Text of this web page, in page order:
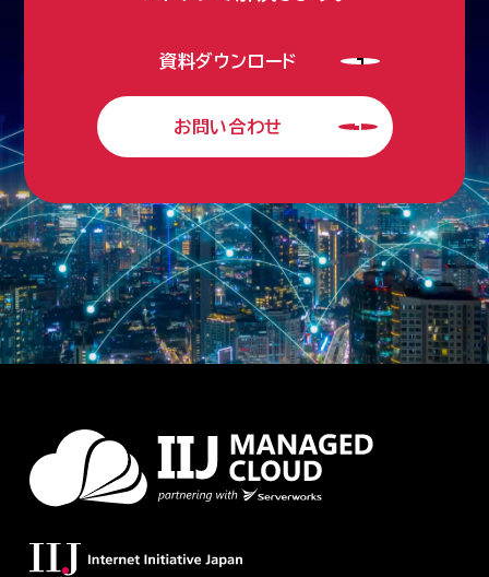
資料ダウンロード
お問い合わせ